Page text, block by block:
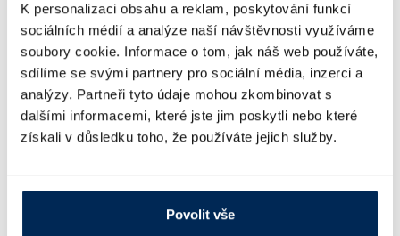
K personalizaci obsahu a reklam, poskytování funkcí
sociálních médií a analýze naší návštěvnosti využíváme
soubory cookie. Informace o tom, jak náš web používáte,
sdílíme se svými partnery pro sociální média, inzerci a
analýzy. Partneři tyto údaje mohou zkombinovat s
dalšími informacemi, které jste jim poskytli nebo které
získali v důsledku toho, že používáte jejich služby.
Povolit vše
2014/30/EU, ICH 279/95 Option 2, FDA 21 Part 11, 2011/65/EU,
517/2014/EU.
Připravujeme novou kompletní nabídku teplotní techniky BMT -
sledujte náš e-shop!
Rychlý odkaz na produkty:
klimatizační komory s chlazením a řízenou vlhkostíCLIMACELL
sušárny s přirozenou cirkulací vzduchuECOCELL ECO
komorouDUROCELL ECO
sušárny s nucenou cirkulací vzduchuVENTICELL ECO
VACUCELL